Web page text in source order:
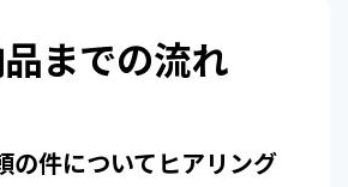
までの流れ
の件についてヒアリング